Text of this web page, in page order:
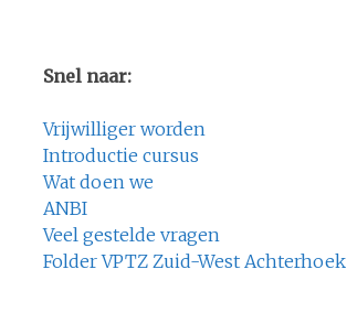
Snel naar:
Vrijwilliger worden
Introductie cursus
Wat doen we
ANBI
Veel gestelde vragen
Folder VPTZ Zuid-West Achterhoek